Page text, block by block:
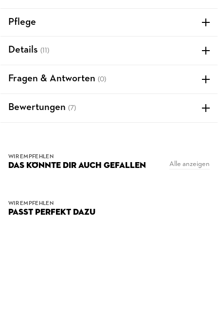
Pflege
Details (11)
Fragen & Antworten (0)
Bewertungen (7)
WIR EMPFEHLEN
DAS KÖNNTE DIR AUCH GEFALLEN Alle anzeigen
WIR EMPFEHLEN
PASST PERFEKT DAZU